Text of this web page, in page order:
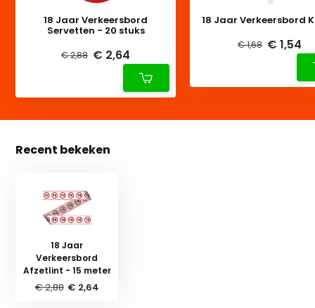
18 Jaar Verkeersbord
Servetten - 20 stuks
€ 2,88 € 2,64
18 Jaar Verkeersbord
€ 1,68 € 1,54
Recent bekeken
18 Jaar
Verkeersbord
Afzetlint - 15 meter
€ 2,88 € 2,64